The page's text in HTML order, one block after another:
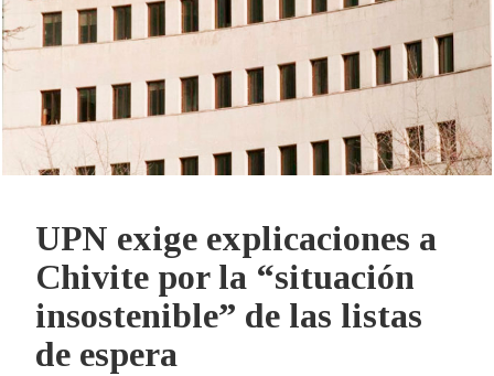
UPN exige explicaciones a
Chivite por la “situación
insostenible” de las listas
de espera